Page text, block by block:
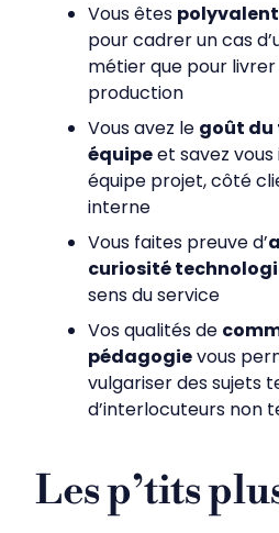
Vous êtes
pour cadrer un cas
métier que pour
production
Vous avez le goût du
équipeet savez
équipe projet, côté
interne
Vous faites preuve d’
curiosité
sens du service
Vos qualités de
pédagogievous
vulgariser des sujets
d’interlocuteurs non
Les p’tits